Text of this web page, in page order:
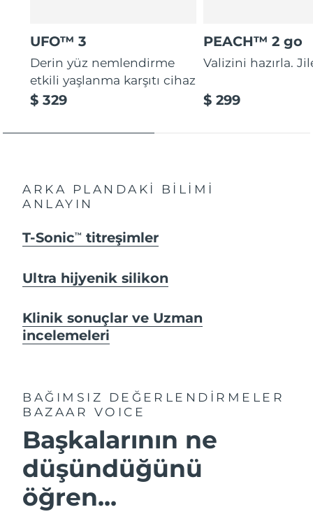
UFO™ 3
Derin yüz nemlendirme
etkili yaşlanma karşıtı cihaz
$ 329
PEACH™ 2 go
Valizini hazırla.
$ 299
ARKA PLANDAKİ BİLİMİ
ANLAYIN
T-SonicTM titreşimler
Ultra hijyenik silikon
Klinik sonuçlar ve Uzman
incelemeleri
BAĞIMSIZ DEĞERLENDİRMELER
BAZAAR VOICE
Başkalarının ne
düşündüğünü
öğren...